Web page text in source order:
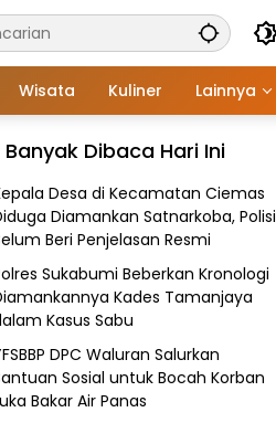
Wisata Kuliner Lainnya
Dibaca Hari Ini
Desa di Kecamatan Ciemas
Diamankan Satnarkoba, Polisi
Beri Penjelasan Resmi
Sukabumi Beberkan Kronologi
Kades Tamanjaya
Kasus Sabu
DPC Waluran Salurkan
Sosial untuk Bocah Korban
Bakar Air Panas